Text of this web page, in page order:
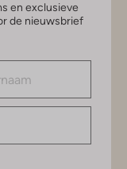
en exclusieve
de nieuwsbrief